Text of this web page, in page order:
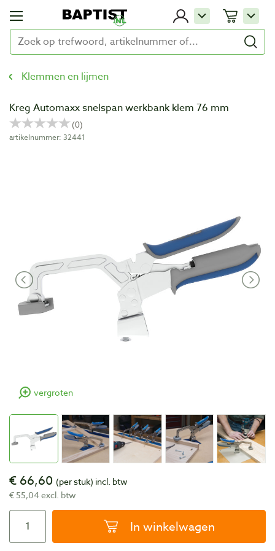
Klemmen en lijmen
Kreg Automaxx snelspan werkbank klem 76 mm
artikelnummer: 32441
vergroten
€ 66,60 (per stuk) incl. btw
€ 55,04 excl. btw
In winkelwagen